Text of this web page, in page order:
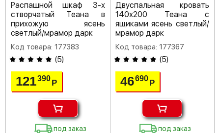
Распашной шкаф 3-х
створчатый Теана в
прихожую ясень
светлый/мрамор дарк
Код товара: 177383
(5)
121390Р
под заказ
Двуспальная кровать
140х200 Теана с
ящиками ясень светлый/
мрамор дарк
Код товара: 177367
(5)
46690 Р
под заказ